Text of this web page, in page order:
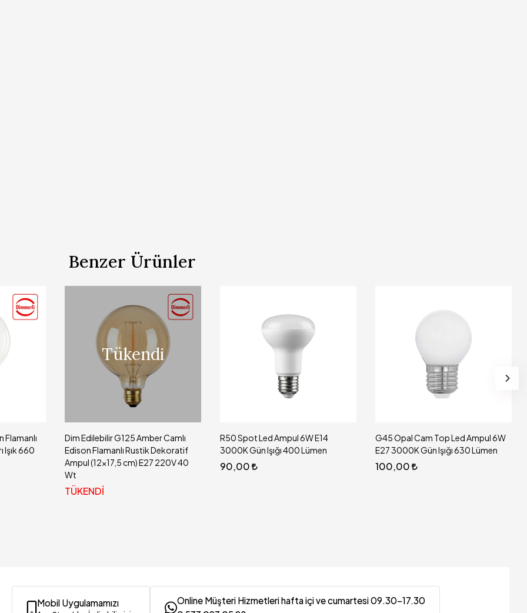
Benzer Ürünler
Flamanlı
Işık 660
Tükendi
Dim Edilebilir G125 Amber Camlı
Edison Flamanlı Rustik Dekoratif
Ampul (12x17,5 cm) E27 220V 40
Wt
TÜKENDİ
R50 Spot Led Ampul 6W E14
3000K Gün Işığı 400 Lümen
90,00
G45 Opal Cam Top Led Ampul 6W
E27 3000K Gün Işığı 630 Lümen
100,00
Mobil Uygulamamızı
Online Müşteri Hizmetleri hafta içi ve cumartesi 09.30-17.30